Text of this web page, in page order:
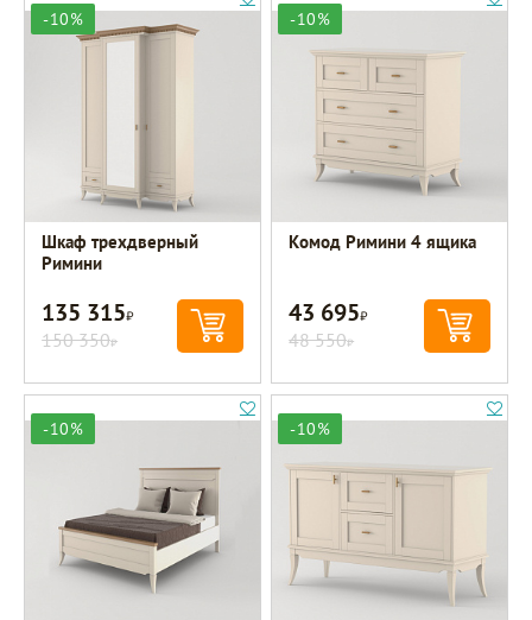
-10%
Шкаф трехдверный
Римини
135 315Р
150 350Р
-10%
Комод Римини 4 ящика
43 695Р
48 550Р
-10% -10%